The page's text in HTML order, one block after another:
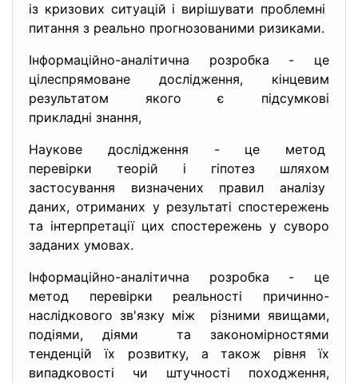
із кризових ситуацій і вирішувати проблемні
питання з реально прогнозованими ризиками.
Інформаційно-аналітична розробка - це
цілеспрямоване дослідження, кінцевим
результатом якого є підсумкові
прикладні знання,
Наукове дослідження - це метод
перевірки теорій і гіпотез шляхом
застосування визначених правил аналізу
даних, отриманих у результаті спостережень
та інтерпретації цих спостережень у суворо
заданих умовах.
Інформаційно-аналітична розробка - це
метод перевірки реальності причинно-
наслідкового зв'язку між різними явищами,
подіями, діями та закономірностями
тенденцій їх розвитку, а також рівня їх
випадковості чи штучності походження,